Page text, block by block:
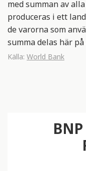
med summan av
produceras i ett
de varorna som
summa delas här
Källa: World Bank